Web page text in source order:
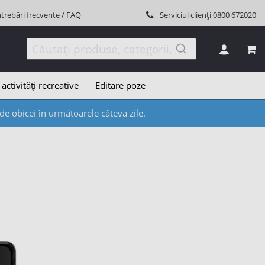
frecvente / FAQ Serviciul clienți0800 672020
activități recreative Editare poze
obicei în următoarele câteva zile.